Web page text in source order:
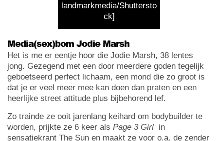
landmarkmedia/Shuttersto
ck]
Media(sex)bom Jodie Marsh
Het is me er eentje hoor die Jodie Marsh, 38 lentes
jong. Gezegend met een door meerdere goden tegelijk
geboetseerd perfect lichaam, een mond die zo groot is
dat je er veel meer mee kan doen dan praten en een
heerlijke street attitude plus bijbehorend lef.
Zo trainde ze ooit jarenlang keihard om bodybuilder te
worden, prijkte ze 6 keer als Page 3 Girl in
sensatiekrant The Sun en maakt ze voor o.a. de zender